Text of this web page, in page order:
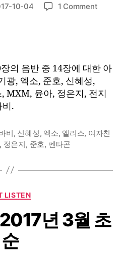
10-04 1 Commenton
9
상
의 음반 중 14장에 대한 아
광, 엑소, 준호, 신혜성,
MXM, 윤아, 정은지, 전지
비.
비, 신혜성, 엑소, 엘리스, 여자친
, 정은지, 준호, 펜타곤
Categories
LISTEN
년 3월 초
순